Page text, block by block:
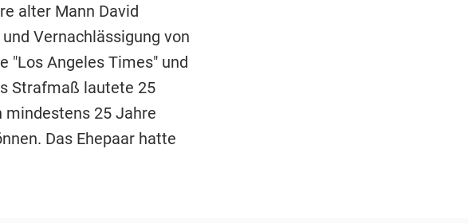
alter Mann David
Vernachlässigung von
"Los Angeles Times" und
Strafmaß lautete 25
mindestens 25 Jahre
Das Ehepaar hatte